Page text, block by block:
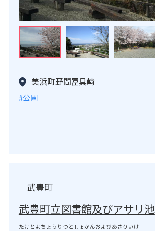
美浜町野間冨具﨑
#公園
武豊町
武豊町立図書館及びアサリ池
たけとよちょうりつとしょかんおよびあさりいけ